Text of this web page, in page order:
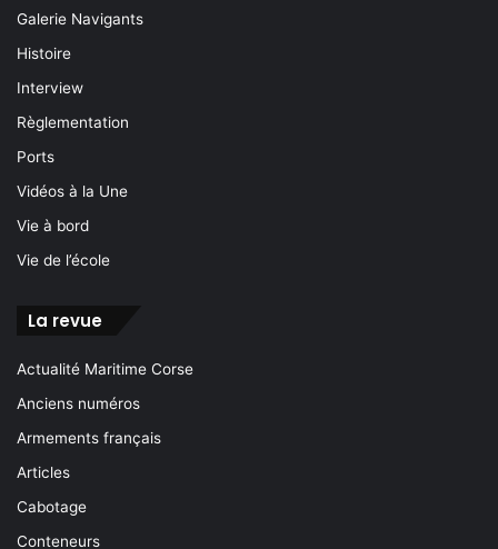
Galerie Navigants
Histoire
Interview
Règlementation
Ports
Vidéos à la Une
Vie à bord
Vie de l’école
La revue
Actualité Maritime Corse
Anciens numéros
Armements français
Articles
Cabotage
Conteneurs